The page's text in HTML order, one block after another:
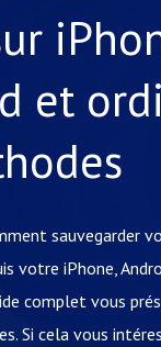
et
sauvegarder
votre iPhone,
complet vous
Si cela vous